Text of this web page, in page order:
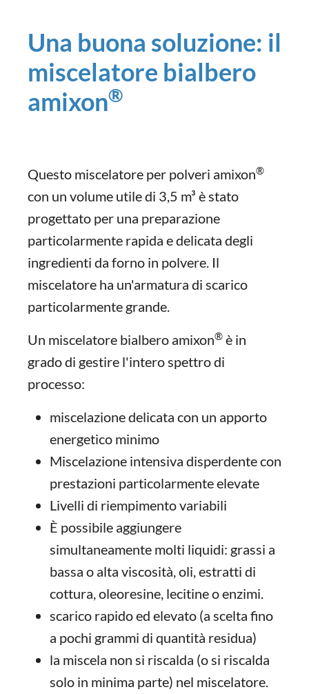
Una buona soluzione: il
miscelatore bialbero
amixon®
Questo miscelatore per polveri amixon®
con un volume utile di 3,5 m³ è stato
progettato per una preparazione
particolarmente rapida e delicata degli
ingredienti da forno in polvere. Il
miscelatore ha un'armatura di scarico
particolarmente grande.
Un miscelatore bialbero amixon® è in
grado di gestire l'intero spettro di
processo:
miscelazione delicata con un apporto
energetico minimo
Miscelazione intensiva disperdente con
prestazioni particolarmente elevate
Livelli di riempimento variabili
È possibile aggiungere
simultaneamente molti liquidi: grassi a
bassa o alta viscosità, oli, estratti di
cottura, oleoresine, lecitine o enzimi.
scarico rapido ed elevato (a scelta fino
a pochi grammi di quantità residua)
la miscela non si riscalda (o si riscalda
solo in minima parte) nel miscelatore.